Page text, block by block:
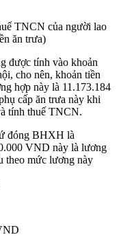
TNCN của người lao
ăn trưa)
được tính vào khoản
cho nên, khoản tiền
hợp này là 11.173.184
cấp ăn trưa này khi
tính thuế TNCN.
đóng BHXH là
VND này là lương
theo mức lương này